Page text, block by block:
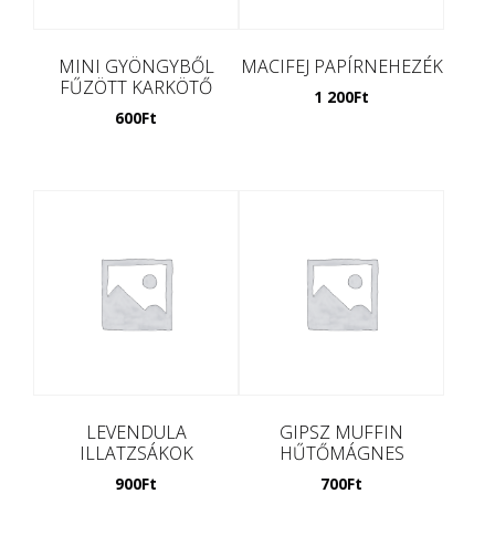
MINI GYÖNGYBŐL
FŰZÖTT KARKÖTŐ
600Ft
MACIFEJ PAPÍRNEHEZÉK
1 200Ft
LEVENDULA
ILLATZSÁKOK
900Ft
GIPSZ MUFFIN
HŰTŐMÁGNES
700Ft